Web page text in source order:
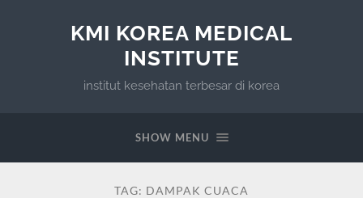
KMI KOREA MEDICAL
INSTITUTE
institut kesehatan terbesar di korea
SHOW MENU
TAG: DAMPAK CUACA